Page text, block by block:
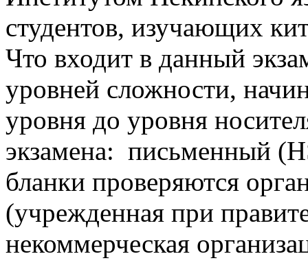
студентов, изучающих
Что входит в данный
уровней сложности,
уровня до уровня
экзамена: письменный
бланки проверяются
(учрежденная при
некоммерческая